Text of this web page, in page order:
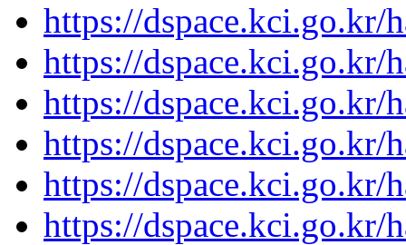
https://dspace.kci.go.kr/
https://dspace.kci.go.kr/
https://dspace.kci.go.kr/
https://dspace.kci.go.kr/
https://dspace.kci.go.kr/
https://dspace.kci.go.kr/